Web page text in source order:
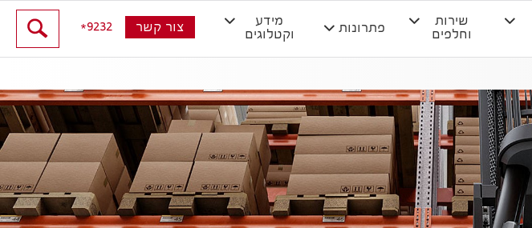
שירות
וחלפים
פתרונות
מידע
וקטלוגים
צור קשר 9232